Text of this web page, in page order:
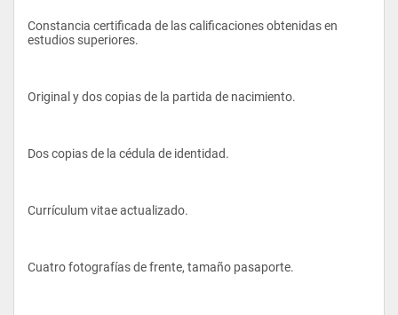
Constancia certificada de las calificaciones obtenidas en
estudios superiores.
Original y dos copias de la partida de nacimiento.
Dos copias de la cédula de identidad.
Currículum vitae actualizado.
Cuatro fotografías de frente, tamaño pasaporte.